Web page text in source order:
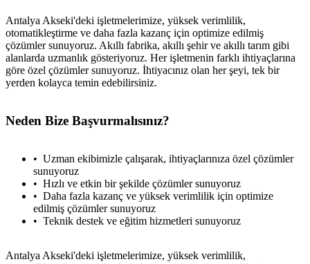
Antalya Akseki'deki işletmelerimize, yüksek verimlilik,
otomatikleştirme ve daha fazla kazanç için optimize edilmiş
çözümler sunuyoruz. Akıllı fabrika, akıllı şehir ve akıllı tarım gibi
alanlarda uzmanlık gösteriyoruz. Her işletmenin farklı ihtiyaçlarına
göre özel çözümler sunuyoruz. İhtiyacınız olan her şeyi, tek bir
yerden kolayca temin edebilirsiniz.
Neden Bize Başvurmalısınız?
Uzman ekibimizle çalışarak, ihtiyaçlarınıza özel çözümler
sunuyoruz
Hızlı ve etkin bir şekilde çözümler sunuyoruz
Daha fazla kazanç ve yüksek verimlilik için optimize
edilmiş çözümler sunuyoruz
Teknik destek ve eğitim hizmetleri sunuyoruz
Antalya Akseki'deki işletmelerimize, yüksek verimlilik,